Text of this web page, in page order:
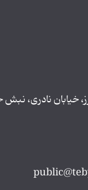
خیابان نادری،